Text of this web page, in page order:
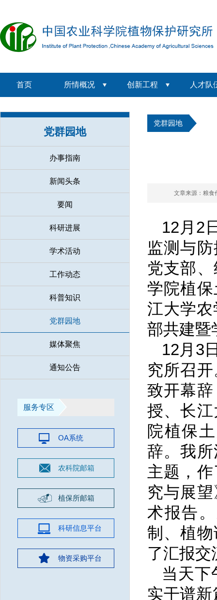
首页 所情概况 创新工程 人才队
党群园地
办事指南
新闻头条
要闻
科研进展
学术活动
工作动态
科普知识
党群园地
媒体聚焦
通知公告
服务专区
OA系统
农科院邮箱
植保所邮箱
科研信息平台
物资采购平台
党群园地
文章来源：粮
12月2
监测与
党支部
学院植
江大学农
部共建暨
12月3
究所召
致开幕
授、长
院植保
辞。我
主题，
究与展
术报告
制、植
了汇报交
当天下
实干谱